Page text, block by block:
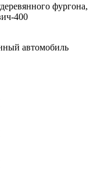
фургона,
400
автомобиль